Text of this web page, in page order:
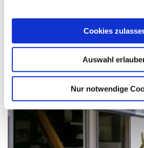
Cookies
Auswahl
Nur notwendige